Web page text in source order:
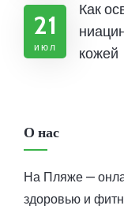
21
июл
Как
кожей
О нас
На Пляже —
здоровью и